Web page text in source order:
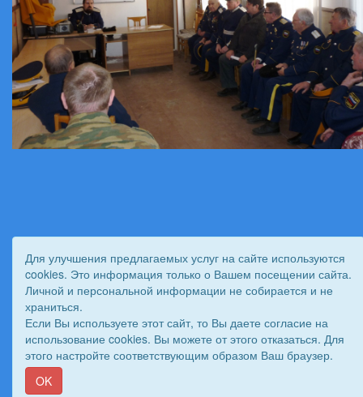
© 2011 - 2026 Вестник Астраханского казачьего войска. Все
права защищены.
Сайт создан при поддержке «Информационная сеть RD
Для улучшения предлагаемых услуг на сайте используются
cookies. Это информация только о Вашем посещении сайта.
Личной и персональной информации не собирается и не
храниться.
Если Вы используете этот сайт, то Вы даете согласие на
использование cookies. Вы можете от этого отказаться. Для
этого настройте соответствующим образом Ваш браузер.
OK